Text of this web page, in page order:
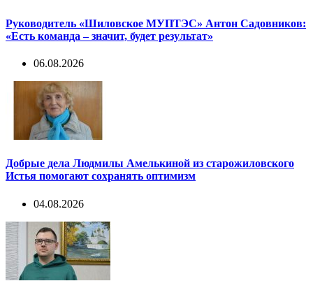
Руководитель «Шиловское МУПТЭС» Антон Садовников:
«Есть команда – значит, будет результат»
06.08.2026
Добрые дела Людмилы Амелькиной из старожиловского
Истья помогают сохранять оптимизм
04.08.2026